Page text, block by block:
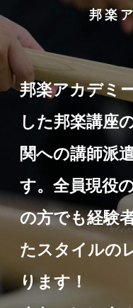
邦楽
邦楽アカデミ
した邦楽講座
関への講師派
す。全員現役
の方でも経験
たスタイルの
ります！